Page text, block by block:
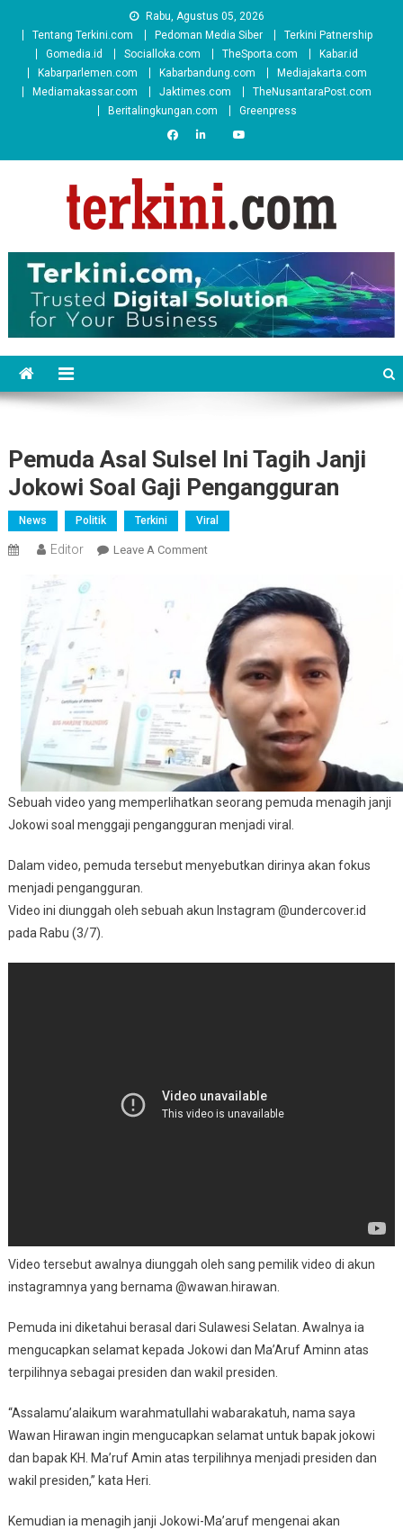
Rabu, Agustus 05, 2026
Tentang Terkini.com
Pedoman Media Siber
Terkini Patnership
Gomedia.id
Socialloka.com TheSporta.com
Kabar.id
Kabarparlemen.com
Kabarbandung.com
Mediajakarta.com
Mediamakassar.com
Jaktimes.com
TheNusantaraPost.com
Beritalingkungan.com
Greenpress
Pemuda Asal Sulsel Ini Tagih Janji
Jokowi Soal Gaji Pengangguran
News Politik Terkini Viral
Editor Leave A CommentOn
Sulsel
Ini
Tagih
Janji
Jokowi
Soal
Pengangguran
Sebuah video yang memperlihatkan seorang pemuda menagih janji
Jokowi soal menggaji pengangguran menjadi viral.
Dalam video, pemuda tersebut menyebutkan dirinya akan fokus
menjadi pengangguran.
Video ini diunggah oleh sebuah akun Instagram @undercover.id
pada Rabu (3/7).
Video tersebut awalnya diunggah oleh sang pemilik video di akun
instagramnya yang bernama @wawan.hirawan.
Pemuda ini diketahui berasal dari Sulawesi Selatan. Awalnya ia
mengucapkan selamat kepada Jokowi dan Ma’Aruf Aminn atas
terpilihnya sebagai presiden dan wakil presiden.
“Assalamu’alaikum warahmatullahi wabarakatuh, nama saya
Wawan Hirawan ingin mengucapkan selamat untuk bapak jokowi
dan bapak KH. Ma’ruf Amin atas terpilihnya menjadi presiden dan
wakil presiden,” kata Heri.
Kemudian ia menagih janji Jokowi-Ma’aruf mengenai akan